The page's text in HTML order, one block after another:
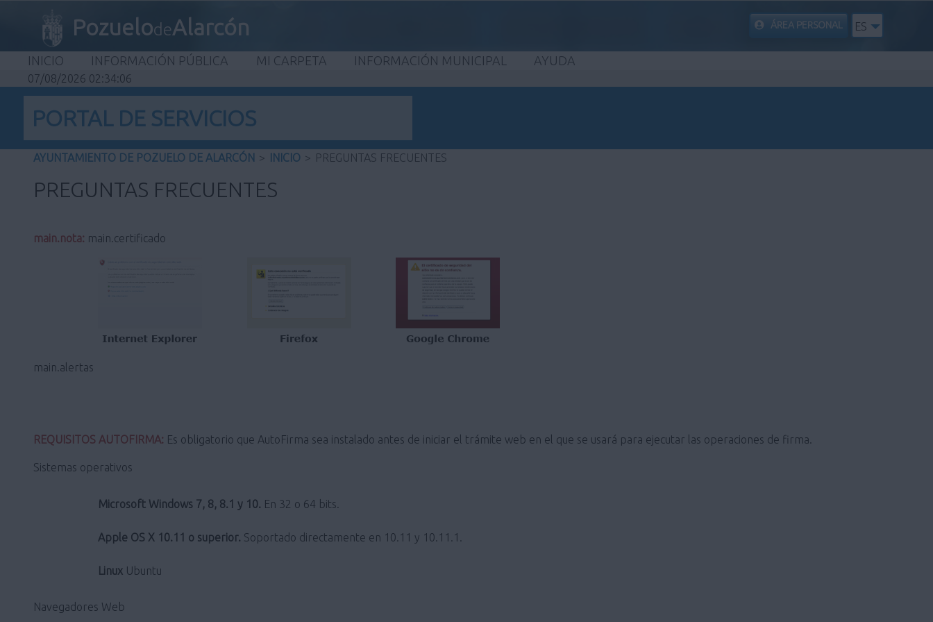
PozuelodeAlarcón ÁREA PERSONAL ES
INICIO INFORMACIÓN PÚBLICA MI CARPETA INFORMACIÓN MUNICIPAL AYUDA
07/08/2026 02:34:07
PORTAL DE SERVICIOS
AYUNTAMIENTO DE POZUELO DE ALARCÓN > INICIO > PREGUNTAS FRECUENTES
PREGUNTAS FRECUENTES
main.nota: main.certificado
main.alertas
REQUISITOS AUTOFIRMA: Es obligatorio que AutoFirma sea instalado antes de iniciar el trámite web en el que se usará para ejecutar las operaciones de firma.
Sistemas operativos
Microsoft Windows 7, 8, 8.1 y 10. En 32 o 64 bits.
Apple OS X 10.11 o superior. Soportado directamente en 10.11 y 10.11.1.
LinuxUbuntu
Navegadores Web